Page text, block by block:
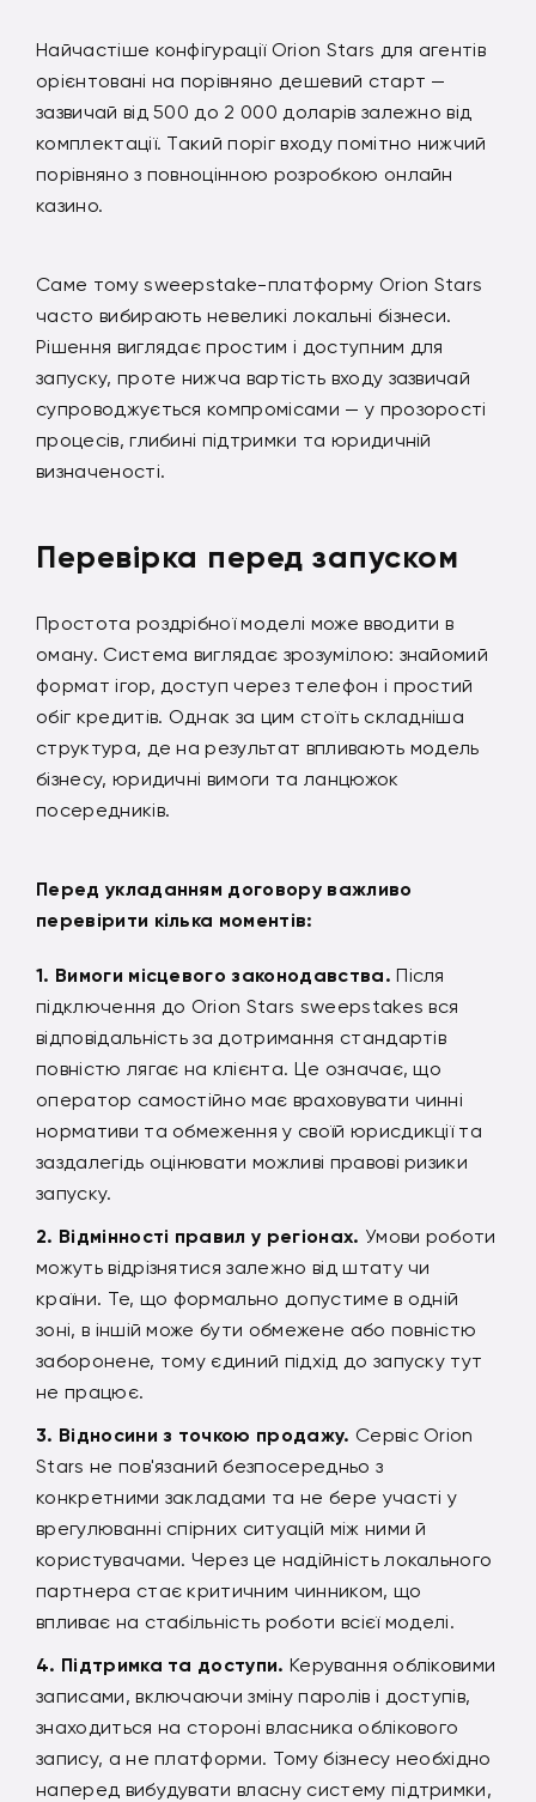
Найчастіше конфігурації Orion Stars для агентів
орієнтовані на порівняно дешевий старт —
зазвичай від 500 до 2 000 доларів залежно від
комплектації. Такий поріг входу помітно нижчий
порівняно з повноцінною розробкою онлайн
казино.
Саме тому sweepstake-платформу Orion Stars
часто вибирають невеликі локальні бізнеси.
Рішення виглядає простим і доступним для
запуску, проте нижча вартість входу зазвичай
супроводжується компромісами — у прозорості
процесів, глибині підтримки та юридичній
визначеності.
Перевірка перед запуском
Простота роздрібної моделі може вводити в
оману. Система виглядає зрозумілою: знайомий
формат ігор, доступ через телефон і простий
обіг кредитів. Однак за цим стоїть складніша
структура, де на результат впливають модель
бізнесу, юридичні вимоги та ланцюжок
посередників.
Перед укладанням договору важливо
перевірити кілька моментів:
Вимоги місцевого законодавства.Після
підключення до Orion Stars sweepstakes вся
відповідальність за дотримання стандартів
повністю лягає на клієнта. Це означає, що
оператор самостійно має враховувати чинні
нормативи та обмеження у своїй юрисдикції та
заздалегідь оцінювати можливі правові ризики
запуску.
Відмінності правил у регіонах. Умови роботи
можуть відрізнятися залежно від штату чи
країни. Те, що формально допустиме в одній
зоні, в іншій може бути обмежене або повністю
заборонене, тому єдиний підхід до запуску тут
не працює.
Відносини з точкою продажу. Сервіс Orion
Stars не пов'язаний безпосередньо з
конкретними закладами та не бере участі у
врегулюванні спірних ситуацій між ними й
користувачами. Через це надійність локального
партнера стає критичним чинником, що
впливає на стабільність роботи всієї моделі.
Підтримка та доступи.Керування обліковими
записами, включаючи зміну паролів і доступів,
знаходиться на стороні власника облікового
запису, а не платформи. Тому бізнесу необхідно
наперед вибудувати власну систему підтримки,